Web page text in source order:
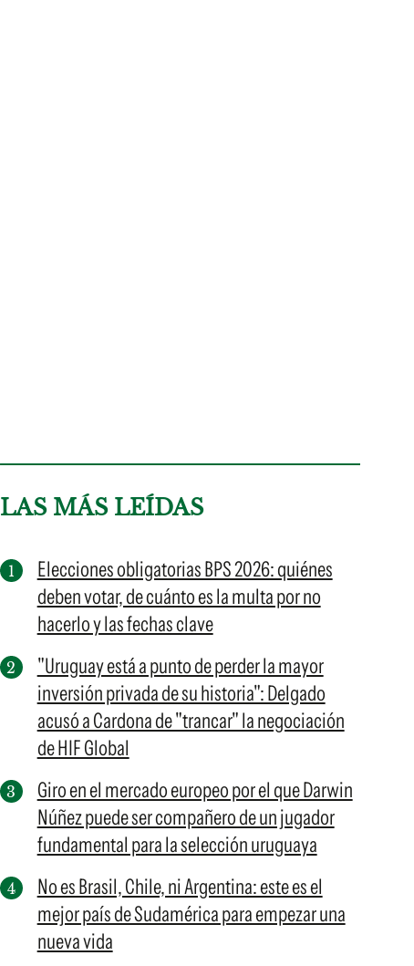
LAS MÁS LEÍDAS
Elecciones obligatorias BPS 2026: quiénes
deben votar, de cuánto es la multa por no
hacerlo y las fechas clave
"Uruguay está a punto de perder la mayor
inversión privada de su historia": Delgado
acusó a Cardona de "trancar" la negociación
de HIF Global
Giro en el mercado europeo por el que Darwin
Núñez puede ser compañero de un jugador
fundamental para la selección uruguaya
No es Brasil, Chile, ni Argentina: este es el
mejor país de Sudamérica para empezar una
nueva vida